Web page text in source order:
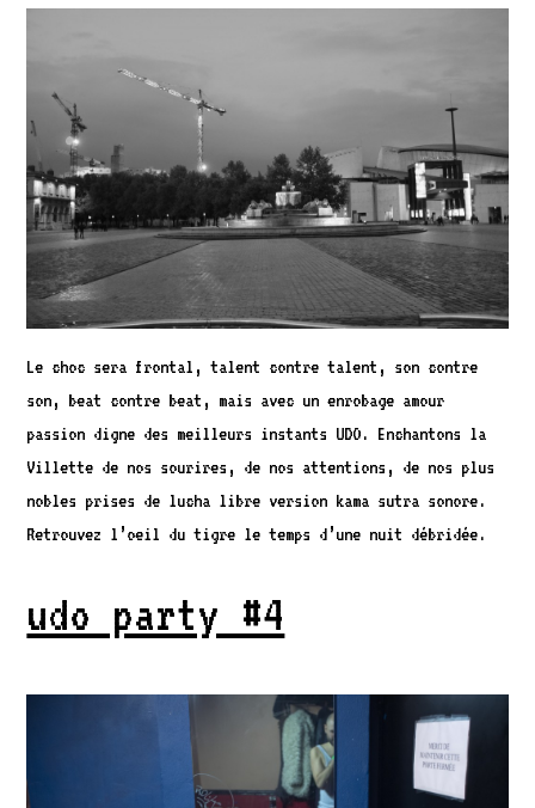
Le choc sera frontal, talent contre talent, son contre
son, beat contre beat, mais avec un enrobage amour
passion digne des meilleurs instants UDO. Enchantons la
Villette de nos sourires, de nos attentions, de nos plus
nobles prises de lucha libre version kama sutra sonore.
Retrouvez l’oeil du tigre le temps d’une nuit débridée.
udo party #4